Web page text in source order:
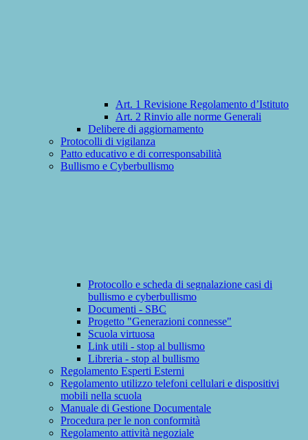
Art. 1 Revisione Regolamento d’Istituto
Art. 2 Rinvio alle norme Generali
Delibere di aggiornamento
Protocolli di vigilanza
Patto educativo e di corresponsabilità
Bullismo e Cyberbullismo
Protocollo e scheda di segnalazione casi di
bullismo e cyberbullismo
Documenti - SBC
Progetto "Generazioni connesse"
Scuola virtuosa
Link utili - stop al bullismo
Libreria - stop al bullismo
Regolamento Esperti Esterni
Regolamento utilizzo telefoni cellulari e dispositivi
mobili nella scuola
Manuale di Gestione Documentale
Procedura per le non conformità
Regolamento attività negoziale